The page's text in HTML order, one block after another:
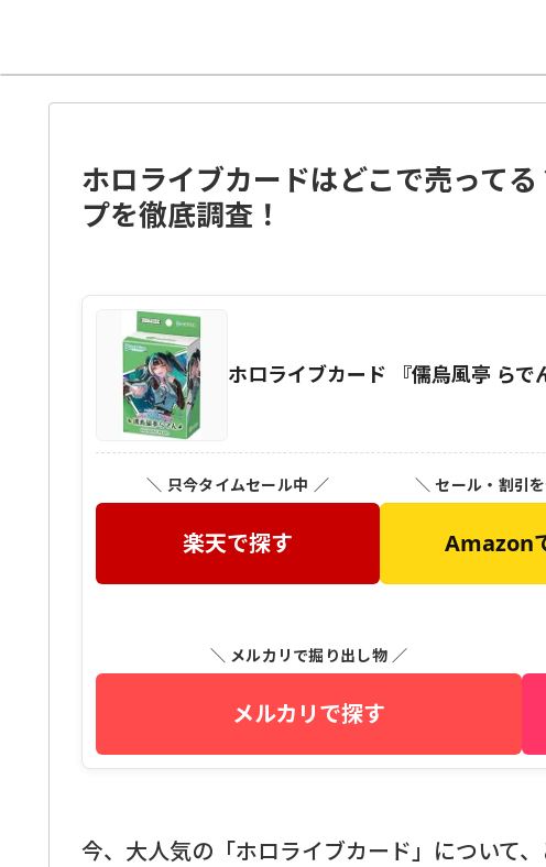
ホロライブカードはどこで売って
プを徹底調査！
ホロライブカード 『儒烏風亭 ら
＼ 只今タイムセール中 ／
楽天で探す
＼ セール・割引
Amazon
＼ メルカリで掘り出し物 ／
メルカリで探す
今、大人気の「ホロライブカード」について